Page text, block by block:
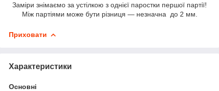
Заміри знімаємо за устілкою з однієї паростки першої партії!
Між партіями може бути різниця — незначна до 2 мм.
Приховати
Характеристики
Основні